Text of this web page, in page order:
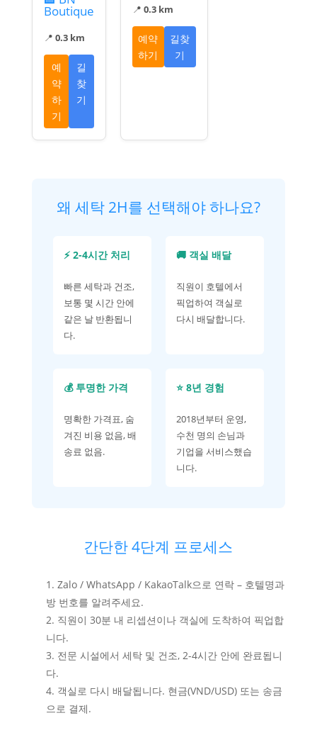
Boutique
📍 0.3 km
예
약
하
기
길
찾
기
📍 0.3 km
예약
하기
길찾
기
왜 세탁 2H를 선택해야 하나요?
⚡ 2-4시간 처리
빠른 세탁과 건조,
보통 몇 시간 안에
같은 날 반환됩니
다.
🚚 객실 배달
직원이 호텔에서
픽업하여 객실로
다시 배달합니다.
💰 투명한 가격
명확한 가격표, 숨
겨진 비용 없음, 배
송료 없음.
⭐ 8년 경험
2018년부터 운영,
수천 명의 손님과
기업을 서비스했습
니다.
간단한 4단계 프로세스
Zalo / WhatsApp / KakaoTalk으로 연락 – 호텔명과
방 번호를 알려주세요.
직원이 30분 내 리셉션이나 객실에 도착하여 픽업합
니다.
전문 시설에서 세탁 및 건조, 2-4시간 안에 완료됩니
다.
객실로 다시 배달됩니다. 현금(VND/USD) 또는 송금
으로 결제.